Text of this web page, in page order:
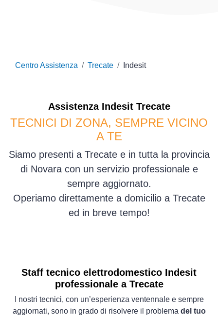
Centro Assistenza Trecate Indesit
Assistenza IndesitTrecate
TECNICI DI ZONA, SEMPRE VICINO
A TE
Siamo presenti a Trecate e in tutta la provincia
di Novara con un servizio professionale e
sempre aggiornato.
Operiamo direttamente a domicilio a Trecate
ed in breve tempo!
Staff tecnico elettrodomestico Indesit
professionale a Trecate
I nostri tecnici, con un’esperienza ventennale e sempre
aggiornati, sono in grado di risolvere il problema del tuo